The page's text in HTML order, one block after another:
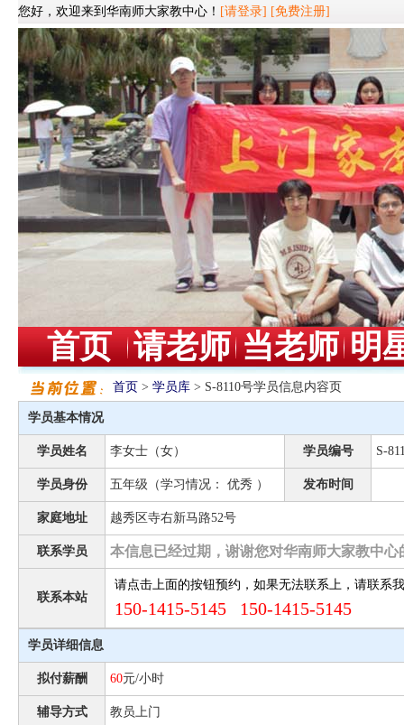
您好，欢迎来到华南师大家教中心！ [请登录] [免费注册]
首页 请老师 当老师 明
首页 > 学员库 > S-8110号学员信息内容页
学员基本情况
学员姓名 李女士（女） 学员编号 S-
学员身份 五年级（学习情况： 优秀 ） 发布时间
家庭地址 越秀区寺右新马路52号
联系学员 本信息已经过期，谢谢您对华南师大家教中心
联系本站
请点击上面的按钮预约，如果无法联系上，请联系
150-1415-5145 150-1415-5145
学员详细信息
拟付薪酬 60元/小时
辅导方式 教员上门